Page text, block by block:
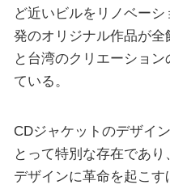
ど近いビルをリノベー
発のオリジナル作品が
と台湾のクリエーショ
ている。
CDジャケットのデザイ
とって特別な存在であ
デザインに革命を起こ